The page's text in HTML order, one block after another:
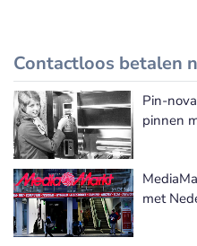
Contactloos betalen
Pin-
pinnen
met